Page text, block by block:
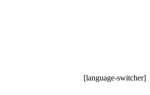
[language-switcher]